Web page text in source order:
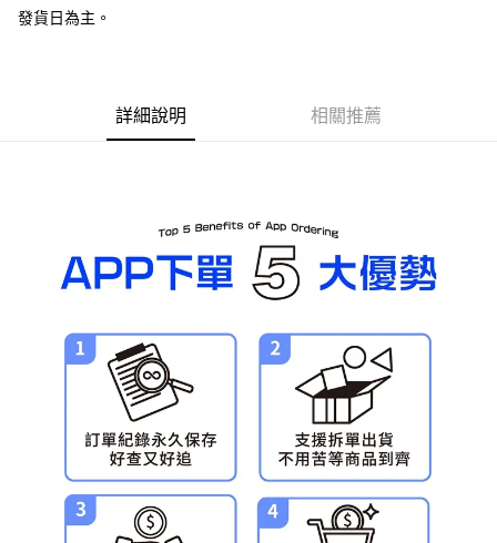
預購-7-11取貨付款(舊)
每筆NT$90，滿NT$3,000(含以上)免運費
預購-宅配(舊)
每筆NT$120，滿NT$3,000(含以上)免運費
預購-宅配(離島)(舊)
每筆NT$160，滿NT$3,000(含以上)免運費
東海門市自取，需自備購物袋取貨唷。
發貨日為主。
詳細說明 相關推薦